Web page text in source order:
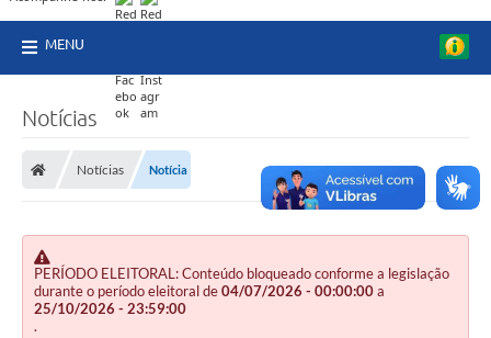
MENU
Notícias
Notícias Notícia
PERÍODO ELEITORAL: Conteúdo bloqueado conforme a legislação
durante o período eleitoral de04/07/2026 - 00:00:00a
25/10/2026 - 23:59:00
.